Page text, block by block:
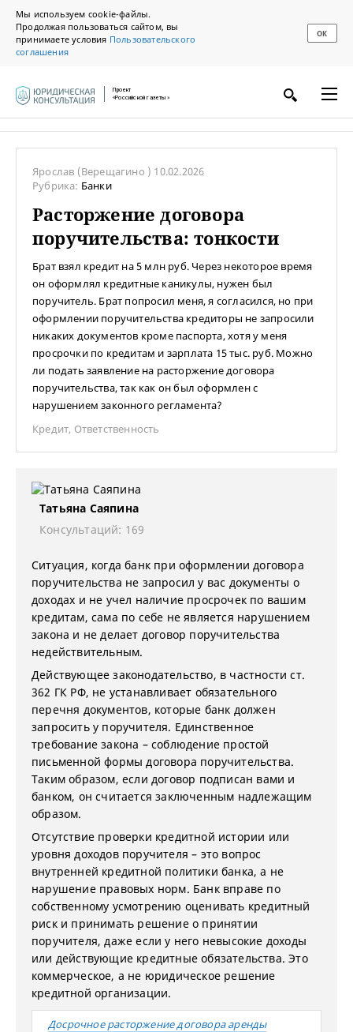
Мы используем cookie-файлы.
Продолжая пользоваться сайтом, вы
принимаете условия Пользовательского
соглашения
ОК
Проект
«Российской газеты»
Ярослав (Верещагино ) 10.02.2026
Рубрика: Банки
Расторжение договора
поручительства: тонкости
Брат взял кредит на 5 млн руб. Через некоторое время
он оформлял кредитные каникулы, нужен был
поручитель. Брат попросил меня, я согласился, но при
оформлении поручительства кредиторы не запросили
никаких документов кроме паспорта, хотя у меня
просрочки по кредитам и зарплата 15 тыс. руб. Можно
ли подать заявление на расторжение договора
поручительства, так как он был оформлен с
нарушением законного регламента?
Кредит, Ответственность
Татьяна Саяпина
Консультаций: 169
Ситуация, когда банк при оформлении договора
поручительства не запросил у вас документы о
доходах и не учел наличие просрочек по вашим
кредитам, сама по себе не является нарушением
закона и не делает договор поручительства
недействительным.
Действующее законодательство, в частности ст.
362 ГК РФ, не устанавливает обязательного
перечня документов, которые банк должен
запросить у поручителя. Единственное
требование закона – соблюдение простой
письменной формы договора поручительства.
Таким образом, если договор подписан вами и
банком, он считается заключенным надлежащим
образом.
Отсутствие проверки кредитной истории или
уровня доходов поручителя – это вопрос
внутренней кредитной политики банка, а не
нарушение правовых норм. Банк вправе по
собственному усмотрению оценивать кредитный
риск и принимать решение о принятии
поручителя, даже если у него невысокие доходы
или действующие кредитные обязательства. Это
коммерческое, а не юридическое решение
кредитной организации.
Досрочное расторжение договора аренды